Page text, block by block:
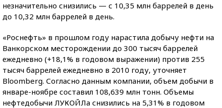
незначительно снизились — с 10,35 млн баррелей в день
до 10,32 млн баррелей в день.
«Роснефть» в прошлом году нарастила добычу нефти на
Ванкорском месторождении до 300 тысяч баррелей
ежедневно (+18,1% в годовом выражении) против 255
тысяч баррелей ежедневно в 2010 году, уточняет
Bloomberg. Согласно данным компании, объем добычи в
январе-ноябре составил 108,639 млн тонн. Объемы
нефтедобычи ЛУКОЙЛа снизились на 5,31% в годовом